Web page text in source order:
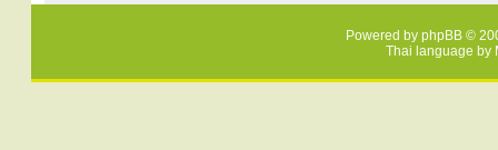
Powered by phpBB ©
Thai language by